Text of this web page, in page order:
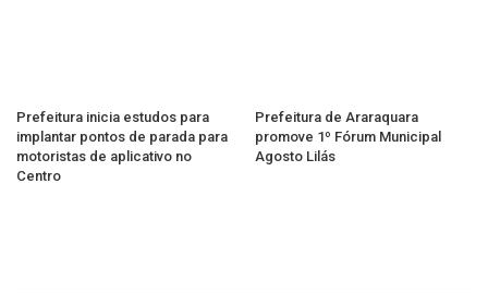
Prefeitura inicia estudos para
implantar pontos de parada para
motoristas de aplicativo no
Centro
Prefeitura de Araraquara
promove 1º Fórum Municipal
Agosto Lilás